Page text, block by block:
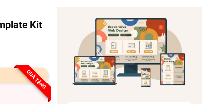
Kit
QUÀ TẶNG